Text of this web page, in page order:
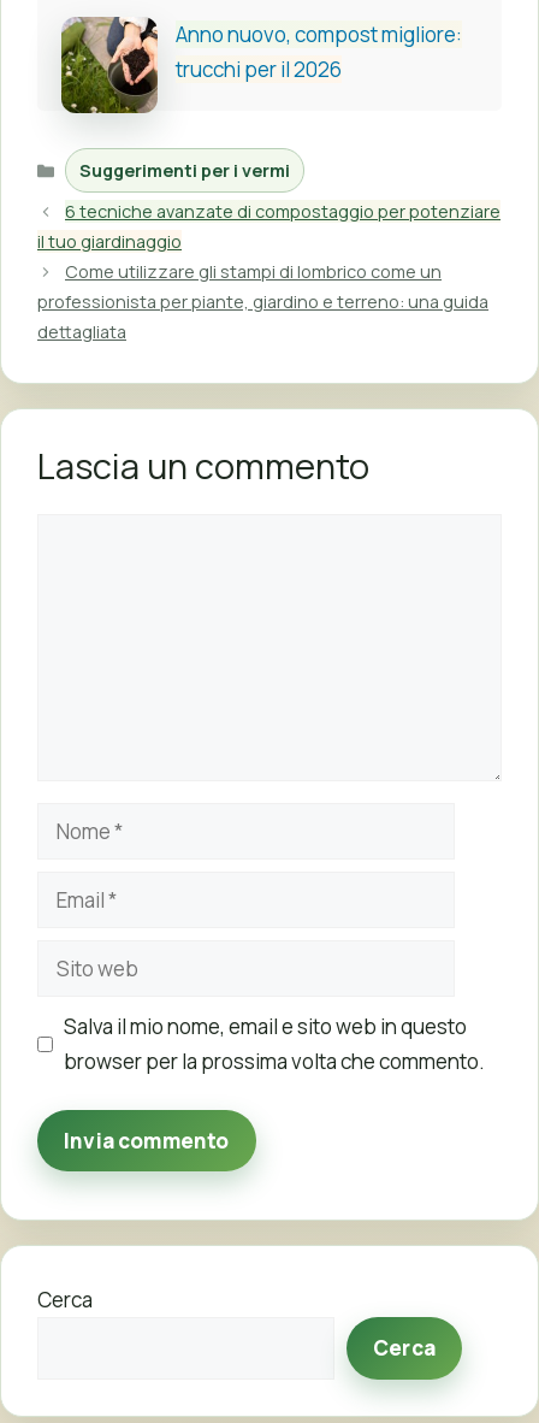
Anno nuovo, compost migliore:
trucchi per il 2026
Categorie
Suggerimenti per i vermi
6 tecniche avanzate di compostaggio per potenziare
il tuo giardinaggio
Come utilizzare gli stampi di lombrico come un
professionista per piante, giardino e terreno: una guida
dettagliata
Lascia un commento
Nome
Email
Sito
Salva il mio nome, email e sito web in questo
browser per la prossima volta che commento.
Cerca
Cerca